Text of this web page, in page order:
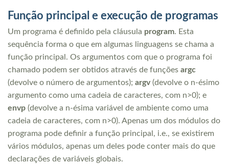
Função principal e execução de programas
Um programa é definido pela cláusula program. Esta
sequência forma o que em algumas linguagens se chama a
função principal. Os argumentos com que o programa foi
chamado podem ser obtidos através de funções argc
(devolve o número de argumentos); argv(devolve o n-ésimo
argumento como uma cadeia de caracteres, com n>0); e
envp (devolve a n-ésima variável de ambiente como uma
cadeia de caracteres, com n>0). Apenas um dos módulos do
programa pode definir a função principal, i.e., se existirem
vários módulos, apenas um deles pode conter mais do que
declarações de variáveis globais.